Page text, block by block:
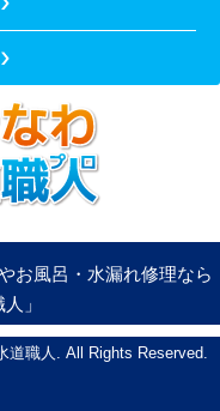
お風呂・水漏れ修理なら
」
道職人. All Rights Reserved.